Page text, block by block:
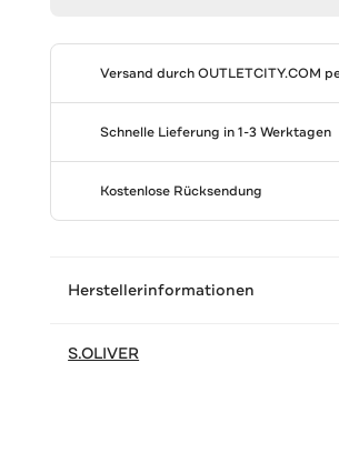
Versand durchOUTLETCITY.COM
Schnelle Lieferung in 1-3 Werktagen
Kostenlose Rücksendung
Herstellerinformationen
S.OLIVER